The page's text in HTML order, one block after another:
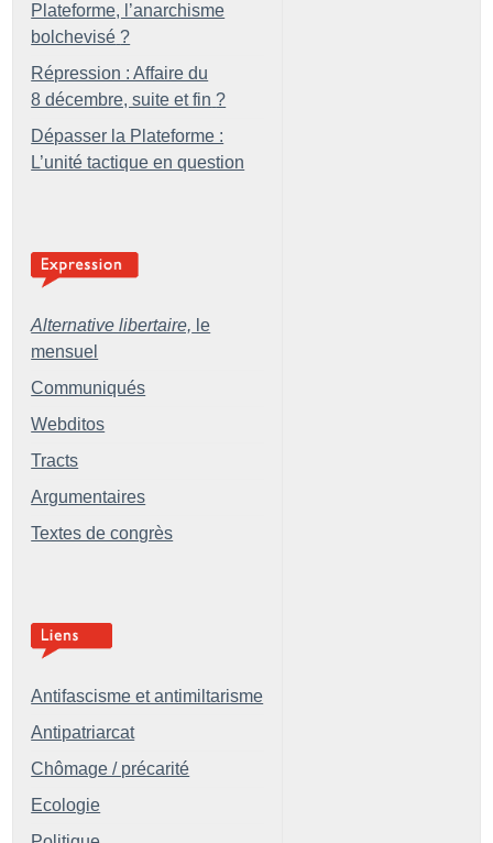
Plateforme, l’anarchisme
bolchevisé ?
Répression : Affaire du
8 décembre, suite et fin ?
Dépasser la Plateforme :
L’unité tactique en question
Alternative libertaire, le
mensuel
Communiqués
Webditos
Tracts
Argumentaires
Textes de congrès
Antifascisme et antimiltarisme
Antipatriarcat
Chômage / précarité
Ecologie